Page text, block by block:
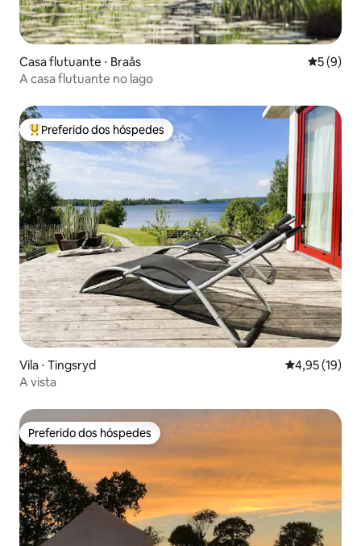
Casa flutuante ⋅ Braås 5 de
5 (9)
A casa flutuante no lago
Entre os melhores preferidos dos hóspedes
Preferido dos hóspedes
Vila ⋅ Tingsryd 4,95 de uma
4,95 (19)
A vista
Preferido dos hóspedes
Preferido dos hóspedes